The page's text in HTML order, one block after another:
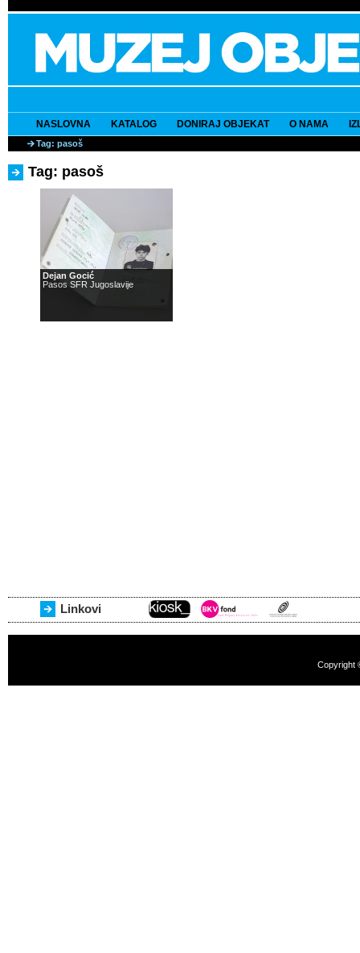
NASLOVNA KATALOG DONIRAJ OBJEKAT O NAMA
Tag: pasoš
Tag: pasoš
Dejan Gocić
Pasos SFR Jugoslavije
Linkovi
Copyright